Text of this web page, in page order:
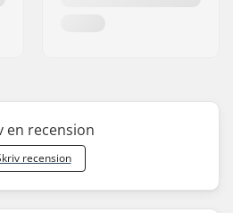
en recension
recension